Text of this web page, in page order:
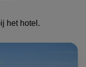
het hotel.